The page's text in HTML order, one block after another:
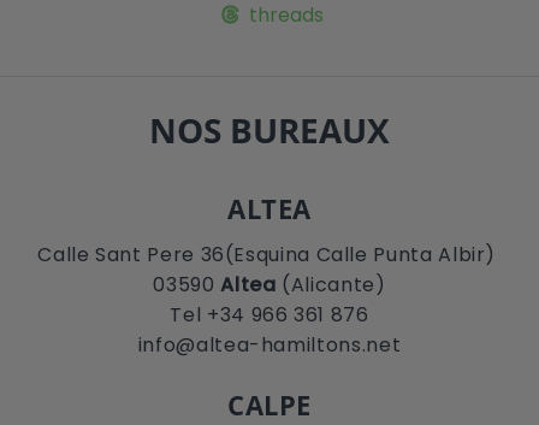
threads
NOS BUREAUX
ALTEA
Calle Sant Pere 36(Esquina Calle Punta Albir)
03590Altea (Alicante)
Tel +34 966 361 876
info@altea-hamiltons.net
CALPE